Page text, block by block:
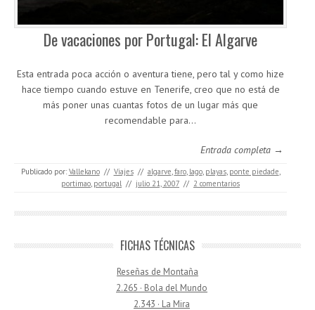
De vacaciones por Portugal: El Algarve
Esta entrada poca acción o aventura tiene, pero tal y como hize
hace tiempo cuando estuve en Tenerife, creo que no está de
más poner unas cuantas fotos de un lugar más que
recomendable para…
Entrada completa →
Publicado por: Vallekano // Viajes // algarve,faro, lago, playas, ponte piedade,
portimao, portugal // julio 21, 2007 // 2 comentarios
FICHAS TÉCNICAS
Reseñas de Montaña
2.265 · Bola del Mundo
2.343 · La Mira